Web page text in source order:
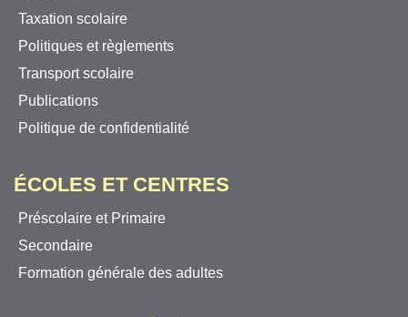
Taxation scolaire
Politiques et règlements
Transport scolaire
Publications
Politique de confidentialité
ÉCOLES ET CENTRES
Préscolaire et Primaire
Secondaire
Formation générale des adultes